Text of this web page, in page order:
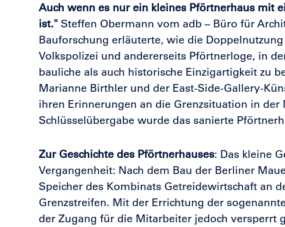
Auch wenn es nur ein kleines Pförtnerhaus mit
ist." Steffen Obermann vom adb – Büro für
Bauforschung erläuterte, wie die
Volkspolizei und andererseits Pförtnerloge, in
bauliche als auch historische Einzigartigkeit zu
Marianne Birthler und der East-Side-Gallery-
ihren Erinnerungen an die Grenzsituation in
Schlüsselübergabe wurde das sanierte
Zur Geschichte des Pförtnerhauses: Das kleine
Vergangenheit: Nach dem Bau der Berliner
Speicher des Kombinats Getreidewirtschaft an
Grenzstreifen. Mit der Errichtung der
der Zugang für die Mitarbeiter jedoch versperrt